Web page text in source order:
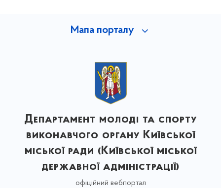
Мапа порталу
Департамент молоді та спорту
виконавчого органу Київської
міської ради (Київської міської
державної адміністрації)
офіційний вебпортал